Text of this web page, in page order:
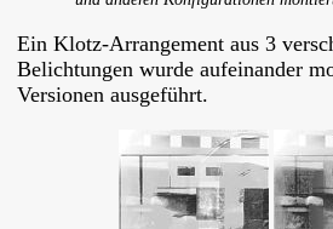
Ein Klotz-Arrangement aus 3
Belichtungen wurde aufeinander
Versionen ausgeführt.